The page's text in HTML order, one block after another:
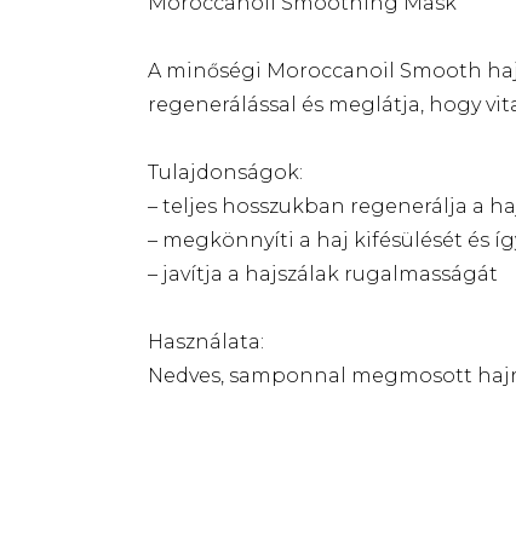
A minőségi Moroccanoil Smooth
regenerálással és meglátja, hogy
Tulajdonságok:
– teljes hosszukban regenerálja a
– megkönnyíti a haj kifésülését és
– javítja a hajszálak rugalmasságát
Használata:
Nedves, samponnal megmosott